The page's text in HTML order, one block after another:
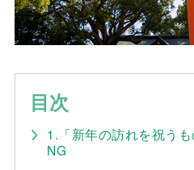
目次
1.「新年の訪れを祝う
NG